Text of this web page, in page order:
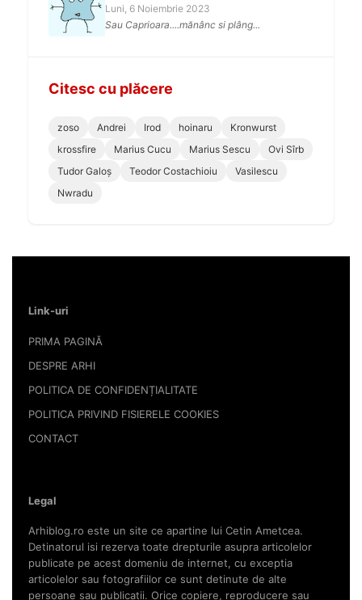
Luni, 6 Noiembrie 2023
Sau Caprioara....mănânc si plâng...
Citesc cu plăcere
zoso Andrei Irod hoinaru
Kronwurst
krossfire
Marius Cucu Marius Sescu
Ovi Sîrb
Tudor Galoș
Teodor Costachioiu
Vasilescu
Nwradu
Link-uri
PRIMA PAGINĂ
DESPRE ARHI
POLITICA DE CONFIDENȚIALITATE
POLITICA PRIVIND FISIERELE COOKIES
CONTACT
Legal
Arhiblog.ro este un site ce apartine lui Cetin Ametcea.
Detinatorul isi rezerva toate drepturile asupra articolelor
publicate pe acest domeniu de internet, cu exceptia
articolelor sau fotografiilor ce sunt detinute de alte
persoane sau publicatii. Orice copiere, reproducere sau